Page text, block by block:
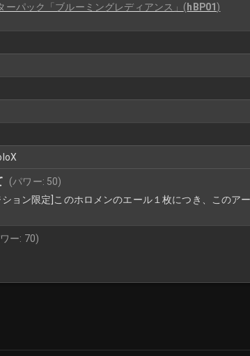
ーパック「ブルーミングレディアンス」 (hBP01)
(パワー: 50)
ョン限定]このホロメンのエール１枚につき、このア
ー: 70)